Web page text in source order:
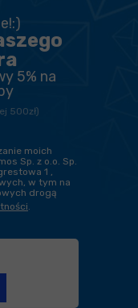
5% na
500zł)
moich
Sp. z o.o. Sp.
1 ,
w tym na
drogą